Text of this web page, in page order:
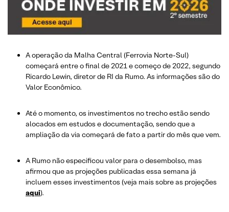
A operação da Malha Central (Ferrovia Norte-Sul)
começará entre o final de 2021 e começo de 2022, segundo
Ricardo Lewin, diretor de RI da Rumo. As informações são do
Valor Econômico.
Até o momento, os investimentos no trecho estão sendo
alocados em estudos e documentação, sendo que a
ampliação da via começará de fato a partir do mês que vem.
A Rumo não especificou valor para o desembolso, mas
afirmou que as projeções publicadas essa semana já
incluem esses investimentos (veja mais sobre as projeções
aqui).